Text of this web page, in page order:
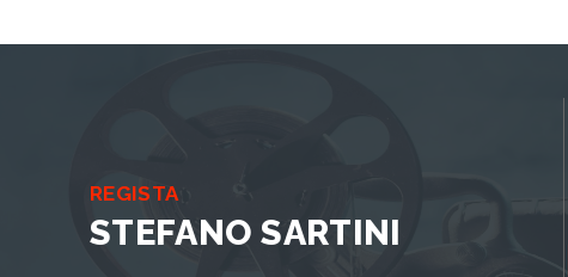
REGISTA
STEFANO SARTINI